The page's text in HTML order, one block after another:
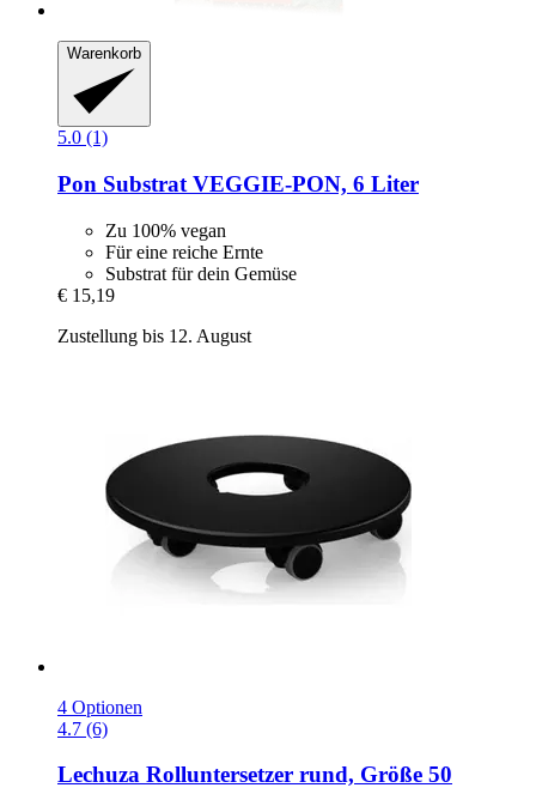
Warenkorb
5.0 (1)
Pon Substrat VEGGIE-​PON, 6 Liter
Zu 100% vegan
Für eine reiche Ernte
Substrat für dein Gemüse
€ 15,19
Zustellung bis 12. August
4 Optionen
4.7 (6)
Lechuza Rolluntersetzer rund, Größe 50